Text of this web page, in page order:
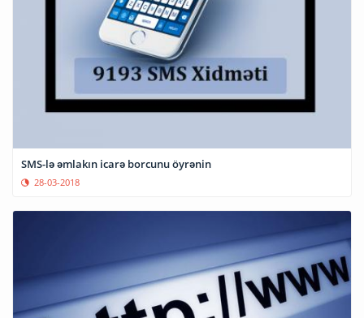
SMS-lə əmlakın icarə borcunu öyrənin
28-03-2018